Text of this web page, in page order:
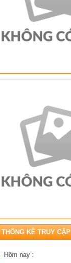
THỐNG KÊ TRUY CẬP
Hôm nay :